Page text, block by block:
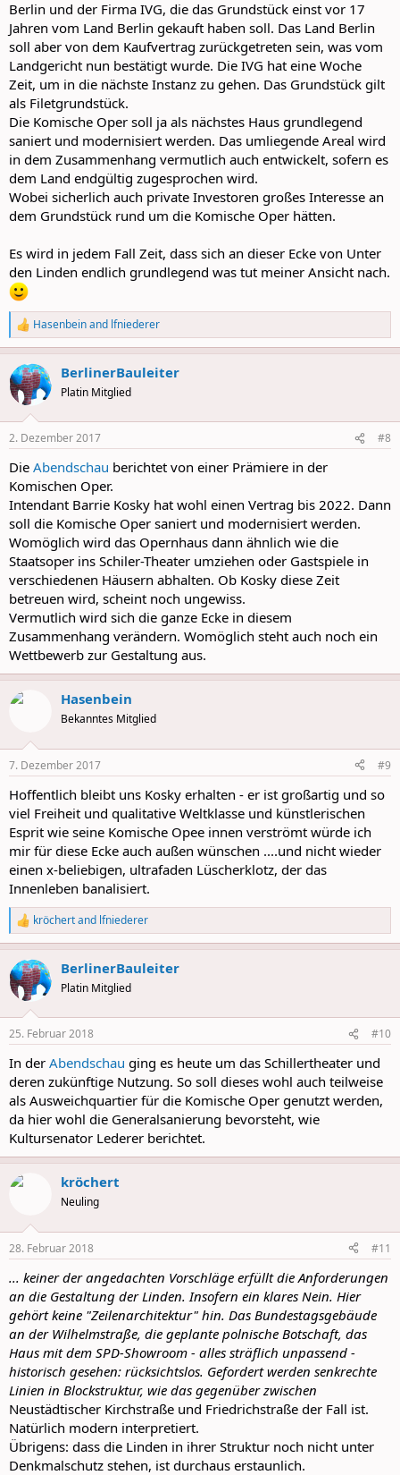
Berlin und der Firma IVG, die das Grundstück einst vor 17
Jahren vom Land Berlin gekauft haben soll. Das Land Berlin
soll aber von dem Kaufvertrag zurückgetreten sein, was vom
Landgericht nun bestätigt wurde. Die IVG hat eine Woche
Zeit, um in die nächste Instanz zu gehen. Das Grundstück gilt
als Filetgrundstück.
Die Komische Oper soll ja als nächstes Haus grundlegend
saniert und modernisiert werden. Das umliegende Areal wird
in dem Zusammenhang vermutlich auch entwickelt, sofern es
dem Land endgültig zugesprochen wird.
Wobei sicherlich auch private Investoren großes Interesse an
dem Grundstück rund um die Komische Oper hätten.
Es wird in jedem Fall Zeit, dass sich an dieser Ecke von Unter
den Linden endlich grundlegend was tut meiner Ansicht nach.
R
e
a
c
t
i
s
Hasenbeinand lfniederer
BerlinerBauleiter
Platin Mitglied
2. Dezember 2017 #8
Die Abendschau berichtet von einer Prämiere in der
Komischen Oper.
Intendant Barrie Kosky hat wohl einen Vertrag bis 2022. Dann
soll die Komische Oper saniert und modernisiert werden.
Womöglich wird das Opernhaus dann ähnlich wie die
Staatsoper ins Schiler-Theater umziehen oder Gastspiele in
verschiedenen Häusern abhalten. Ob Kosky diese Zeit
betreuen wird, scheint noch ungewiss.
Vermutlich wird sich die ganze Ecke in diesem
Zusammenhang verändern. Womöglich steht auch noch ein
Wettbewerb zur Gestaltung aus.
Hasenbein
Bekanntes Mitglied
7. Dezember 2017 #9
Hoffentlich bleibt uns Kosky erhalten - er ist großartig und so
viel Freiheit und qualitative Weltklasse und künstlerischen
Esprit wie seine Komische Opee innen verströmt würde ich
mir für diese Ecke auch außen wünschen ....und nicht wieder
einen x-beliebigen, ultrafaden Lüscherklotz, der das
Innenleben banalisiert.
R
e
a
c
t
i
s
kröchertand lfniederer
BerlinerBauleiter
Platin Mitglied
25. Februar 2018 #10
In der Abendschau ging es heute um das Schillertheater und
deren zukünftige Nutzung. So soll dieses wohl auch teilweise
als Ausweichquartier für die Komische Oper genutzt werden,
da hier wohl die Generalsanierung bevorsteht, wie
Kultursenator Lederer berichtet.
kröchert
Neuling
28. Februar 2018 #11
... keiner der angedachten Vorschläge erfüllt die Anforderungen
an die Gestaltung der Linden. Insofern ein klares Nein. Hier
gehört keine "Zeilenarchitektur" hin. Das Bundestagsgebäude
an der Wilhelmstraße, die geplante polnische Botschaft, das
Haus mit dem SPD-Showroom - alles sträflich unpassend -
historisch gesehen: rücksichtslos. Gefordert werden senkrechte
Linien in Blockstruktur, wie das gegenüber zwischen
Neustädtischer Kirchstraße und Friedrichstraße der Fall ist.
Natürlich modern interpretiert.
Übrigens: dass die Linden in ihrer Struktur noch nicht unter
Denkmalschutz stehen, ist durchaus erstaunlich.